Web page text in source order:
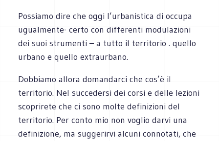
Possiamo dire che oggi l’urbanistica di occupa
ugualmente- certo con differenti modulazioni
dei suoi strumenti – a tutto il territorio . quello
urbano e quello extraurbano.
Dobbiamo allora domandarci che cos’è il
territorio. Nel succedersi dei corsi e delle lezioni
scoprirete che ci sono molte definizioni del
territorio. Per conto mio non voglio darvi una
definizione, ma suggerirvi alcuni connotati, che